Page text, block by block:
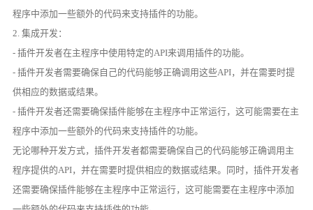
程序中添加一些额外的代码来支持插件的功能。
2. 集成开发：
- 插件开发者在主程序中使用特定的API来调用插件的功能。
- 插件开发者需要确保自己的代码能够正确调用这些API，并在需要时提
供相应的数据或结果。
- 插件开发者还需要确保插件能够在主程序中正常运行，这可能需要在主
程序中添加一些额外的代码来支持插件的功能。
无论哪种开发方式，插件开发者都需要确保自己的代码能够正确调用主
程序提供的API，并在需要时提供相应的数据或结果。同时，插件开发者
还需要确保插件能够在主程序中正常运行，这可能需要在主程序中添加